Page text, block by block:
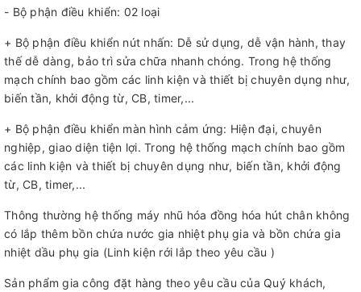
- Bộ phận điều khiển: 02 loại
+ Bộ phận điều khiển nút nhấn: Dễ sử dụng, dễ vận hành, thay
thế dễ dàng, bảo trì sửa chữa nhanh chóng. Trong hệ thống
mạch chính bao gồm các linh kiện và thiết bị chuyên dụng như,
biến tần, khởi động từ, CB, timer,...
+ Bộ phận điều khiển màn hình cảm ứng: Hiện đại, chuyên
nghiệp, giao diện tiện lợi. Trong hệ thống mạch chính bao gồm
các linh kiện và thiết bị chuyên dụng như, biến tần, khởi động
từ, CB, timer,...
Thông thường hệ thống máy nhũ hóa đồng hóa hút chân không
có lắp thêm bồn chứa nước gia nhiệt phụ gia và bồn chứa gia
nhiệt dầu phụ gia (Linh kiện rới lắp theo yêu cầu )
Sản phẩm gia công đặt hàng theo yêu cầu của Quý khách,